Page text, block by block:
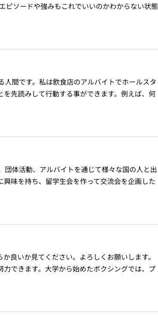
ピソードや強みもこれでいいのかわからない状態
間です。私は飲食店のアルバイトでホールスタ
先読みして行動する事ができます。例えば、何
体活動、アルバイトを通じて様々な国の人と出
味を持ち、留学生会を作って交流会を企画した
良いか見てください。よろしくお願いします。
できます。大学から始めたボクシングでは、プ